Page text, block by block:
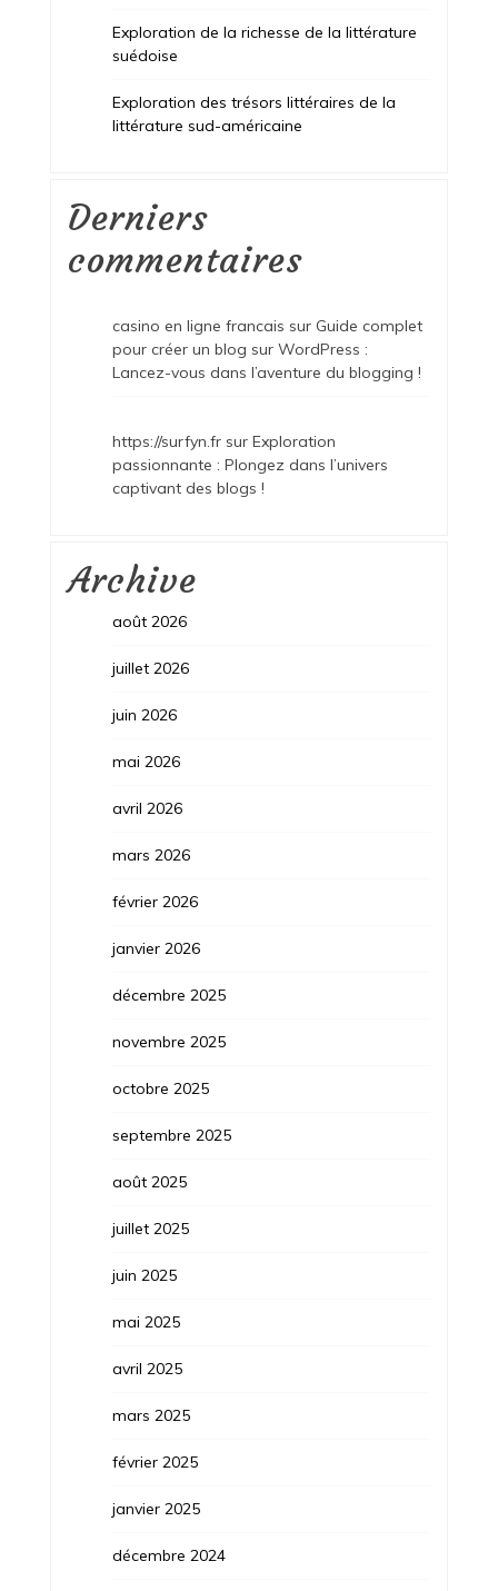
Exploration de la richesse de la littérature
suédoise
Exploration des trésors littéraires de la
littérature sud-américaine
Derniers
commentaires
casino en ligne francais sur Guide complet
pour créer un blog sur WordPress :
Lancez-vous dans l’aventure du blogging !
https://surfyn.frsur Exploration
passionnante : Plongez dans l’univers
captivant des blogs !
Archive
août 2026
juillet 2026
juin 2026
mai 2026
avril 2026
mars 2026
février 2026
janvier 2026
décembre 2025
novembre 2025
octobre 2025
septembre 2025
août 2025
juillet 2025
juin 2025
mai 2025
avril 2025
mars 2025
février 2025
janvier 2025
décembre 2024